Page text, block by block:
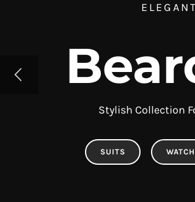
Stylish Collection
SUITS